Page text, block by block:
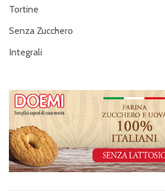
Tortine
Senza Zucchero
Integrali